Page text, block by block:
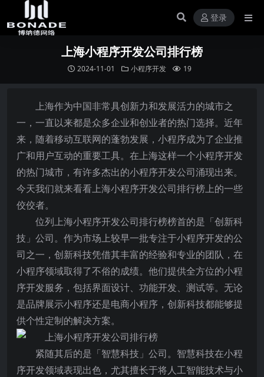
登录
上海小程序开发公司排行榜
2024-11-01 小程序开发 19
上海作为中国非常具创新力和发展活力的城市之
一，一直以来都是众多企业和创业者的热门选择。近年
来，随着移动互联网的蓬勃发展，小程序成为了企业推
广和用户互动的重要工具。在上海这样一个小程序开发
的热门城市，有许多杰出的小程序开发公司涌现出来。
今天我们就来看看上海小程序开发公司排行榜上的一些
佼佼者。
位列上海小程序开发公司排行榜榜首的是「创新科
技」公司。作为市场上较早一批专注于小程序开发的公
司之一，创新科技凭借其丰富的经验和专业的团队，在
小程序领域取得了不俗的成绩。他们提供全方位的小程
序开发服务，包括界面设计、功能开发、测试等。无论
是品牌展示小程序还是电商小程序，创新科技都能够提
供个性定制的解决方案。
紧随其后的是「智慧科技」公司。智慧科技在小程
序开发领域表现出色，尤其擅长于将人工智能技术与小